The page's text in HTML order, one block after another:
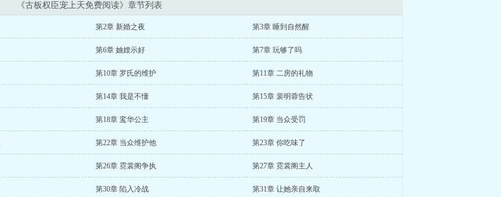
《古板权臣宠上天免费阅读》章节列表
第2章 新婚之夜 第3章 睡到自然醒
第6章 妯娌示好 第7章 玩够了吗
第10章 罗氏的维护 第11章 二房的礼物
第14章 我是不懂 第15章 裴明蓉告状
第18章 鸾华公主 第19章 当众受罚
第22章 当众维护他 第23章 你吃味了
第26章 霓裳阁争执 第27章 霓裳阁主人
第30章 陷入冷战 第31章 让她亲自来取